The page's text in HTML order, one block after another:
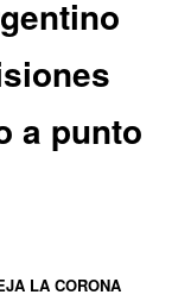
a punto
LA CORONA